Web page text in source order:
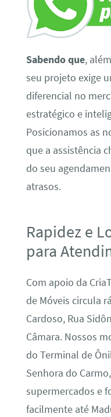
Sabendo que,
seu projeto exige
diferencial no
estratégico e
Posicionamos as
que a assistência
do seu
atrasos.
Rapidez e
para
Com apoio da
de Móveis circula
Cardoso, Rua
Câmara. Nossos
do Terminal de
Senhora do
supermercados e
facilmente até